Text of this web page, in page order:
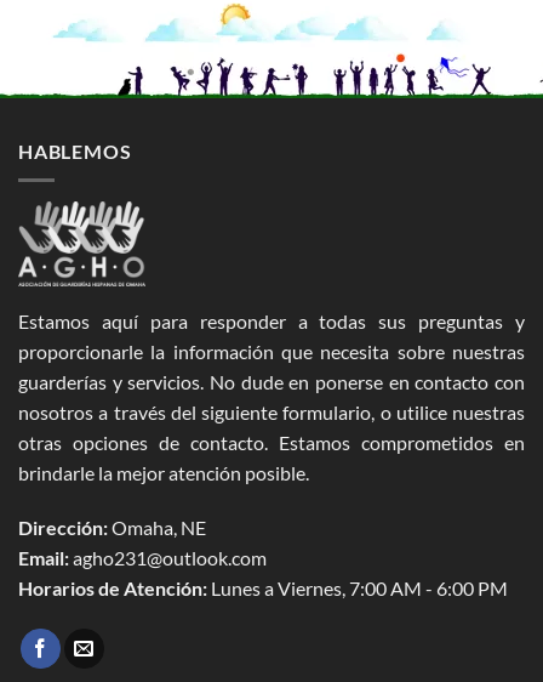
HABLEMOS
Estamos aquí para responder a todas sus preguntas y
proporcionarle la información que necesita sobre nuestras
guarderías y servicios. No dude en ponerse en contacto con
nosotros a través del siguiente formulario, o utilice nuestras
otras opciones de contacto. Estamos comprometidos en
brindarle la mejor atención posible.
Dirección:Omaha, NE
Email:agho231@outlook.com
Horarios de Atención: Lunes a Viernes, 7:00 AM - 6:00 PM